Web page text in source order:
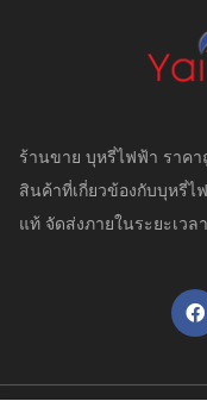
ร้านขาย บุหรี่ไฟฟ้า ราคา
สินค้าที่เกี่ยวข้องกับบุหรี่
แท้ จัดส่งภายในระยะเวล